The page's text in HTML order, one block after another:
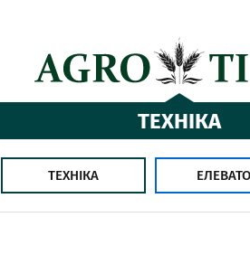
ТЕХНІКА
ТЕХНІКА